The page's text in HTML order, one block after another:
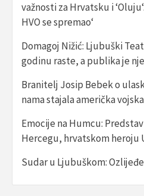
važnosti za Hrvatsku i
HVO se spremao‘
Domagoj Nižić: Ljubuški
godinu raste, a publika je
Branitelj Josip Bebek o
nama stajala američka
Emocije na Humcu:
Hercegu, hrvatskom heroju
Sudar u Ljubuškom: